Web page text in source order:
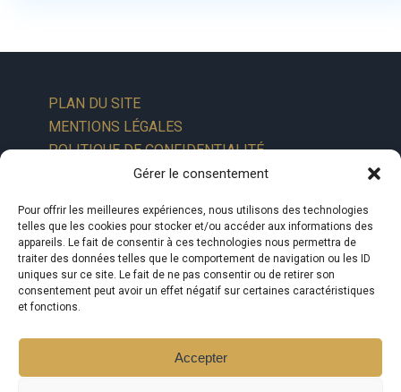
Gérer le consentement
Pour offrir les meilleures expériences, nous utilisons des technologies
telles que les cookies pour stocker et/ou accéder aux informations des
appareils. Le fait de consentir à ces technologies nous permettra de
traiter des données telles que le comportement de navigation ou les ID
uniques sur ce site. Le fait de ne pas consentir ou de retirer son
consentement peut avoir un effet négatif sur certaines caractéristiques
et fonctions.
Accepter
PLAN DU SITE
MENTIONS LÉGALES
POLITIQUE DE CONFIDENTIALITÉ